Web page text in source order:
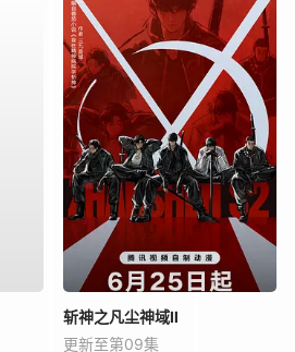
斩神之凡尘神域Ⅱ
更新至第09集